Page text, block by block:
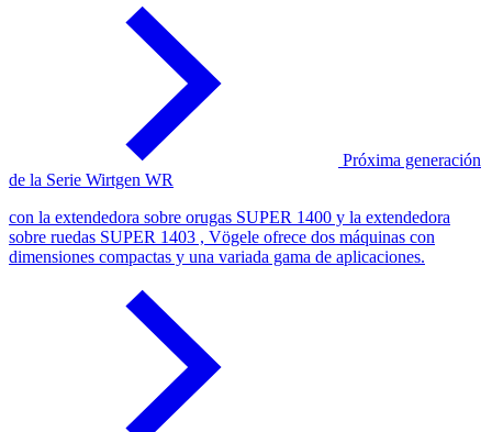
Próxima generación
de la Serie Wirtgen WR
con la extendedora sobre orugas SUPER 1400 y la extendedora
sobre ruedas SUPER 1403 , Vögele ofrece dos máquinas con
dimensiones compactas y una variada gama de aplicaciones.